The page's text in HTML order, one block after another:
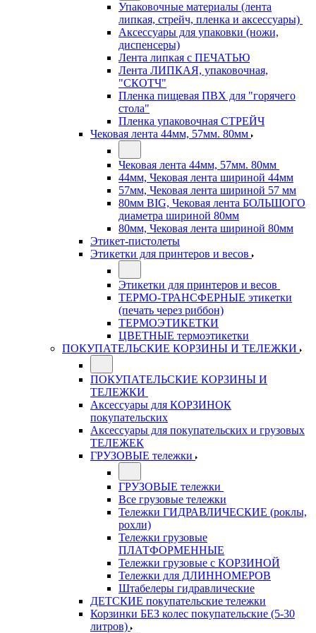
Упаковочные материалы (лента
липкая, стрейч, пленка и аксессуары)
Аксессуары для упаковки (ножи,
диспенсеры)
Лента липкая с ПЕЧАТЬЮ
Лента ЛИПКАЯ, упаковочная,
"СКОТЧ"
Пленка пищевая ПВХ для "горячего
стола"
Пленка упаковочная СТРЕЙЧ
Чековая лента 44мм, 57мм. 80мм
Чековая лента 44мм, 57мм. 80мм
44мм, Чековая лента шириной 44мм
57мм, Чековая лента шириной 57 мм
80мм BIG, Чековая лента БОЛЬШОГО
диаметра шириной 80мм
80мм, Чековая лента шириной 80мм
Этикет-пистолеты
Этикетки для принтеров и весов
Этикетки для принтеров и весов
ТЕРМО-ТРАНСФЕРНЫЕ этикетки
(печать через риббон)
ТЕРМОЭТИКЕТКИ
ЦВЕТНЫЕ термоэтикетки
ПОКУПАТЕЛЬСКИЕ КОРЗИНЫ И ТЕЛЕЖКИ
ПОКУПАТЕЛЬСКИЕ КОРЗИНЫ И
ТЕЛЕЖКИ
Аксессуары для КОРЗИНОК
покупательских
Аксессуары для покупательских и грузовых
ТЕЛЕЖЕК
ГРУЗОВЫЕ тележки
ГРУЗОВЫЕ тележки
Все грузовые тележки
Тележки ГИДРАВЛИЧЕСКИЕ (роклы,
рохли)
Тележки грузовые
ПЛАТФОРМЕННЫЕ
Тележки грузовые с КОРЗИНОЙ
Тележки для ДЛИННОМЕРОВ
Штабелеры гидравлические
ДЕТСКИЕ покупательские тележки
Корзинки БЕЗ колес покупательские (5-30
литров)